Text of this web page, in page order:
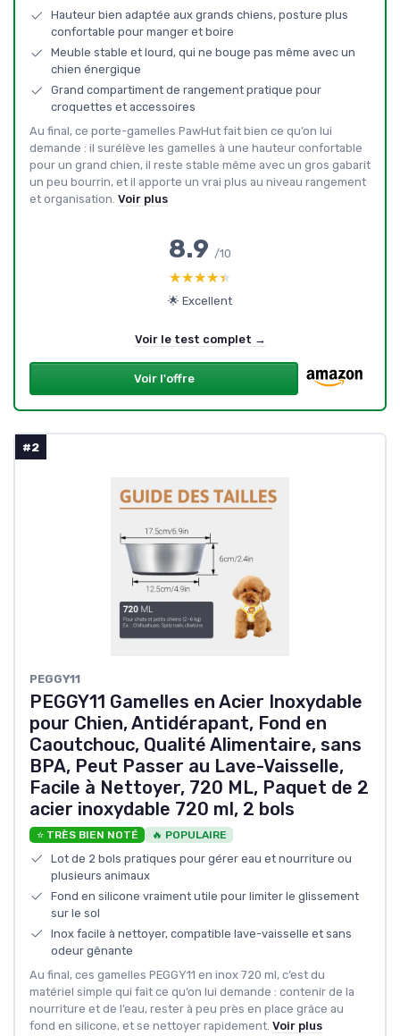
Hauteur bien adaptée aux grands chiens, posture plus
confortable pour manger et boire
Meuble stable et lourd, qui ne bouge pas même avec un
chien énergique
Grand compartiment de rangement pratique pour
croquettes et accessoires
Au final, ce porte-gamelles PawHut fait bien ce qu’on lui
demande : il surélève les gamelles à une hauteur confortable
pour un grand chien, il reste stable même avec un gros gabarit
un peu bourrin, et il apporte un vrai plus au niveau rangement
et organisation. Voir plus
8.9 /10
★★★★★
★★★★★
🌟 Excellent
Voir le test complet →
Voir l'offre
#2
PEGGY11
PEGGY11 Gamelles en Acier Inoxydable
pour Chien, Antidérapant, Fond en
Caoutchouc, Qualité Alimentaire, sans
BPA, Peut Passer au Lave-Vaisselle,
Facile à Nettoyer, 720 ML, Paquet de 2
acier inoxydable 720 ml, 2 bols
⭐ TRÈS BIEN NOTÉ 🔥 POPULAIRE
Lot de 2 bols pratiques pour gérer eau et nourriture ou
plusieurs animaux
Fond en silicone vraiment utile pour limiter le glissement
sur le sol
Inox facile à nettoyer, compatible lave-vaisselle et sans
odeur gênante
Au final, ces gamelles PEGGY11 en inox 720 ml, c’est du
matériel simple qui fait ce qu’on lui demande : contenir de la
nourriture et de l’eau, rester à peu près en place grâce au
fond en silicone, et se nettoyer rapidement. Voir plus